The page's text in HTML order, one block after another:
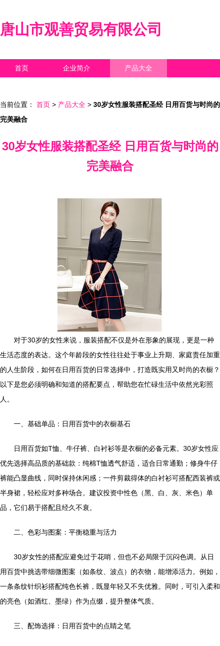
唐山市观善贸易有限公司
首页 企业简介 产品大全
当前位置： 首页 > 产品大全 > 30岁女性服装搭配圣经 日用百货与时尚的
完美融合
30岁女性服装搭配圣经 日用百货与时尚的
完美融合
对于30岁的女性来说，服装搭配不仅是外在形象的展现，更是一种
生活态度的表达。这个年龄段的女性往往处于事业上升期、家庭责任加重
的人生阶段，如何在日用百货的日常选择中，打造既实用又时尚的衣橱？
以下是您必须明确和知道的搭配要点，帮助您在忙碌生活中依然光彩照
人。
一、基础单品：日用百货中的衣橱基石
日用百货如T恤、牛仔裤、白衬衫等是衣橱的必备元素。30岁女性应
优先选择高品质的基础款：纯棉T恤透气舒适，适合日常通勤；修身牛仔
裤能凸显曲线，同时保持休闲感；一件剪裁得体的白衬衫可搭配西装裤或
半身裙，轻松应对多种场合。建议投资中性色（黑、白、灰、米色）单
品，它们易于搭配且经久不衰。
二、色彩与图案：平衡稳重与活力
30岁女性的搭配应避免过于花哨，但也不必局限于沉闷色调。从日
用百货中挑选带细微图案（如条纹、波点）的衣物，能增添活力。例如，
一条条纹针织衫搭配纯色长裤，既显年轻又不失优雅。同时，可引入柔和
的亮色（如酒红、墨绿）作为点缀，提升整体气质。
三、配饰选择：日用百货中的点睛之笔